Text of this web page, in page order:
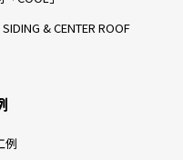
SIDING & CENTER ROOF
例